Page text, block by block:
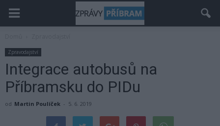
Zpravodajství
Integrace autobusů na
Příbramsku do PIDu
od Martin Poulíček - 5. 6. 2019